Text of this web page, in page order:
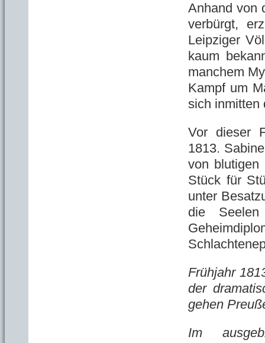
Anhand von
verbürgt,
Leipziger
kaum
manchem
Kampf um
sich inmitten
Vor dieser
1813.
von
Stück für
unter
die
Frühjahr
der
gehen
Im